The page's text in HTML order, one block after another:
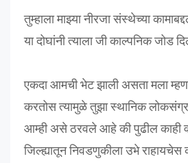
तुम्हाला माझ्या नीरजा संस्थेच्या
या दोघांनी त्याला जी काल्पनिक जोड
एकदा आमची भेट झाली असता मला
करतोस त्यामुळे तुझा स्थानिक
आम्ही असे ठरवले आहे की पुढील काही
जिल्ह्यातून निवडणुकीला उभे राहायचेस